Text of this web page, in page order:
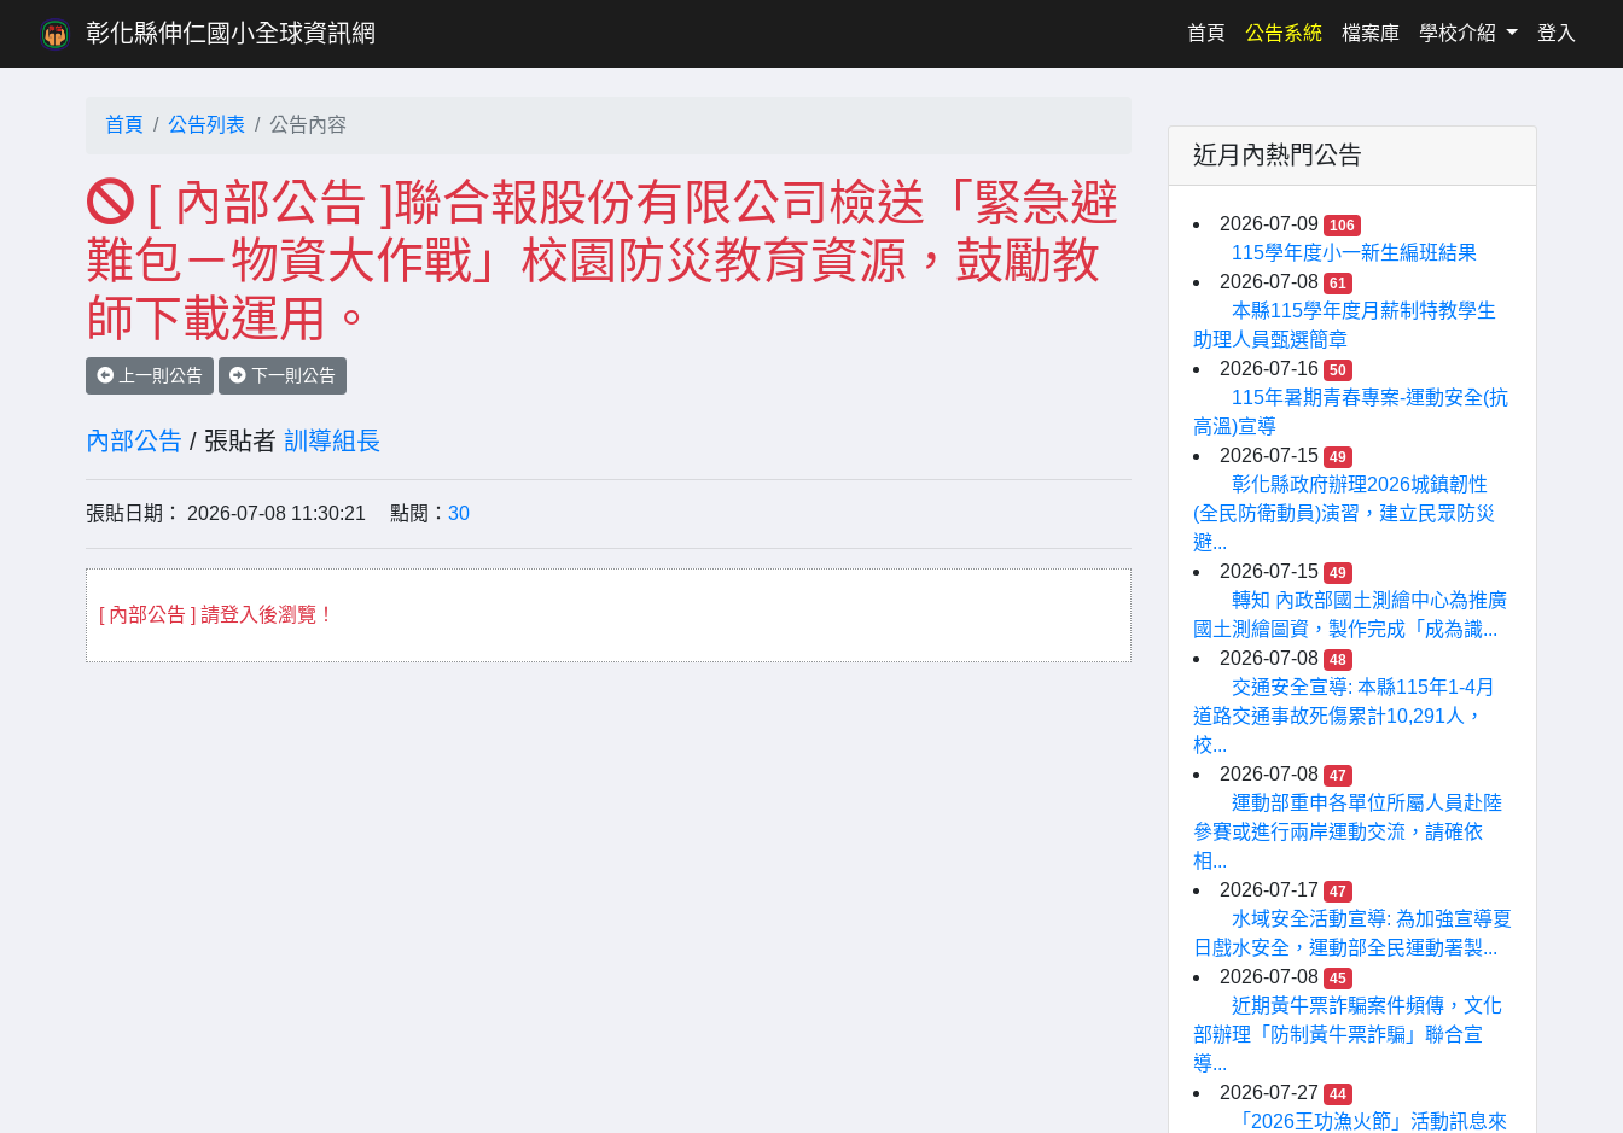
彰化縣伸仁國小全球資訊網 首頁 (current)
公告系統 檔案庫 學校介紹 登入
首頁 公告列表 公告內容
[ 內部公告 ]聯合報股份有限公司檢送「緊急避
難包－物資大作戰」校園防災教育資源，鼓勵教
師下載運用。
上一則公告 下一則公告
內部公告 / 張貼者 訓導組長
張貼日期： 2026-07-08 11:30:21 點閱： 30
[ 內部公告 ] 請登入後瀏覽！
近月內熱門公告
2026-07-09 106
115學年度小一新生編班結果
2026-07-08
61
本縣115學年度月薪制特教學生
助理人員甄選簡章
2026-07-16
50
115年暑期青春專案-運動安全(抗
高溫)宣導
2026-07-15
49
彰化縣政府辦理2026城鎮韌性
(全民防衛動員)演習，建立民眾防災
避...
2026-07-15
49
轉知 內政部國土測繪中心為推廣
國土測繪圖資，製作完成「成為識...
2026-07-08
48
交通安全宣導: 本縣115年1-4月
道路交通事故死傷累計10,291人，
校...
2026-07-08
47
運動部重申各單位所屬人員赴陸
參賽或進行兩岸運動交流，請確依
相...
2026-07-17
47
水域安全活動宣導: 為加強宣導夏
日戲水安全，運動部全民運動署製...
2026-07-08
45
近期黃牛票詐騙案件頻傳，文化
部辦理「防制黃牛票詐騙」聯合宣
導...
2026-07-27
44
「2026王功漁火節」活動訊息來